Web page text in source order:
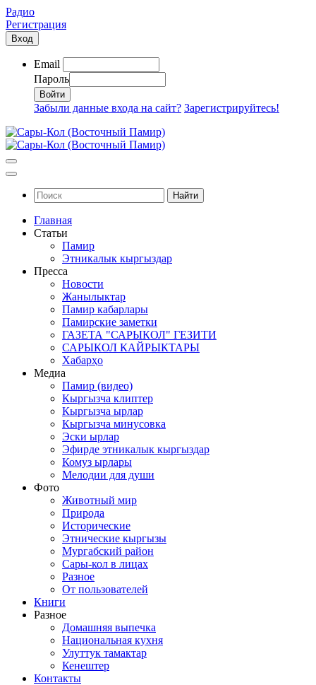
Радио
Регистрация
Вход
Email
Пароль
Забыли данные входа на сайт? Зарегистрируйтесь!
Найти
Главная
Статьи
Памир
Этникалык кыргыздар
Пресса
Новости
Жанылыктар
Памир кабарлары
Памирские заметки
ГАЗЕТА "САРЫКОЛ" ГЕЗИТИ
САРЫКОЛ КАЙРЫКТАРЫ
Хабарҳо
Медиа
Памир (видео)
Кыргызча клиптер
Кыргызча ырлар
Кыргызча минусовка
Эски ырлар
Эфирде этникалык кыргыздар
Комуз ырлары
Мелодии для души
Фото
Животный мир
Природа
Исторические
Этнические кыргызы
Мургабский район
Сары-кол в лицах
Разное
От пользователей
Книги
Разное
Домашняя выпечка
Национальная кухня
Улуттук тамактар
Кенештер
Контакты